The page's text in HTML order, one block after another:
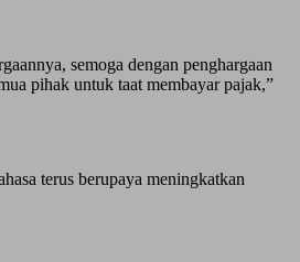
semoga dengan penghargaan
pihak untuk taat membayar pajak,”
terus berupaya meningkatkan